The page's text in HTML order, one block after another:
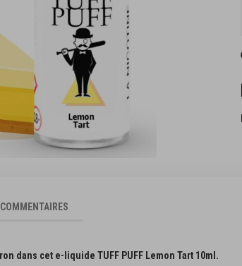
dans cet e-liquide TUFF PUFF Lemon Tart 10ml.
COMMENTAIRES